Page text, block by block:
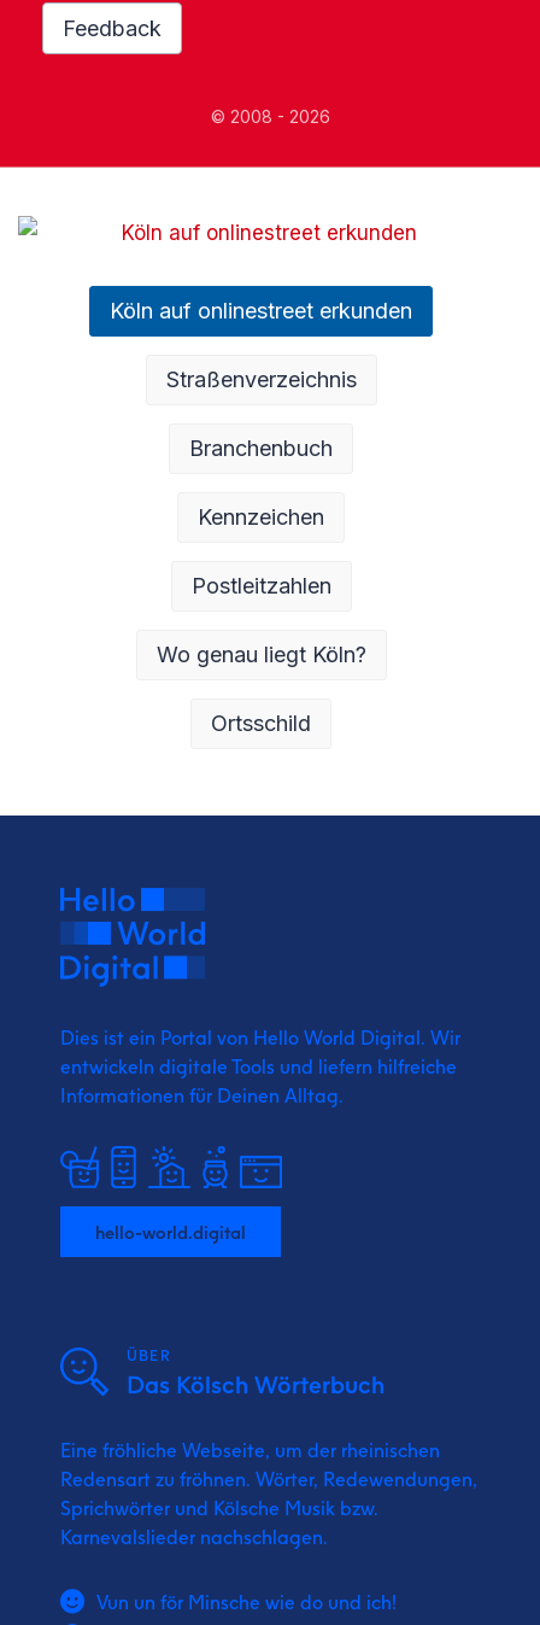
Feedback
© 2008 - 2026
Köln auf onlinestreet erkunden
Straßenverzeichnis
Branchenbuch
Kennzeichen
Postleitzahlen
Wo genau liegt Köln?
Ortsschild
Dies ist ein Portal von Hello World Digital. Wir
entwickeln digitale Tools und liefern hilfreiche
Informationen für Deinen Alltag.
hello-world.digital
ÜBER
Das Kölsch Wörterbuch
Eine fröhliche Webseite, um der rheinischen
Redensart zu fröhnen. Wörter, Redewendungen,
Sprichwörter und Kölsche Musik bzw.
Karnevalslieder nachschlagen.
Vun un för Minsche wie do und ich!